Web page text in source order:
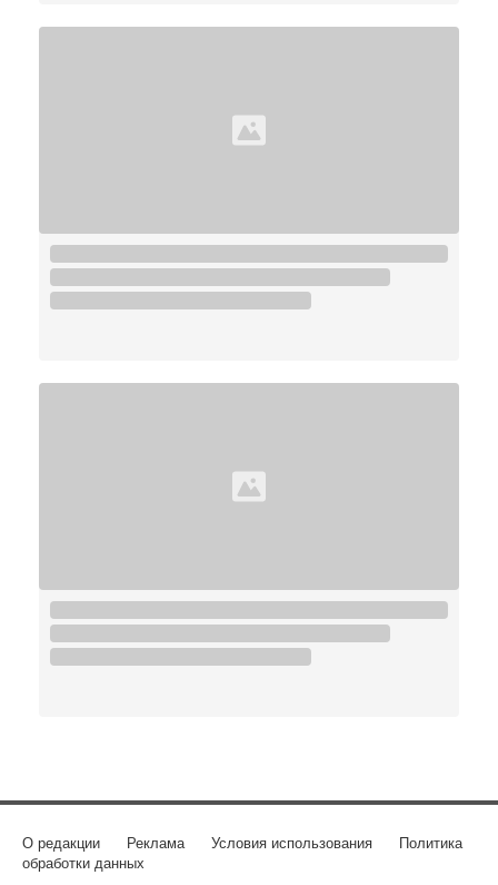
О редакции Реклама Условия использования
Политика
обработки данных